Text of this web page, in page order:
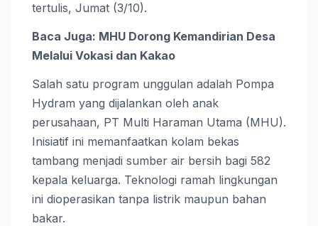
tertulis, Jumat (3/10).
Baca Juga: MHU Dorong Kemandirian Desa
Melalui Vokasi dan Kakao
Salah satu program unggulan adalah Pompa
Hydram yang dijalankan oleh anak
perusahaan, PT Multi Haraman Utama (MHU).
Inisiatif ini memanfaatkan kolam bekas
tambang menjadi sumber air bersih bagi 582
kepala keluarga. Teknologi ramah lingkungan
ini dioperasikan tanpa listrik maupun bahan
bakar.